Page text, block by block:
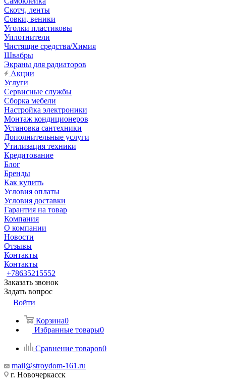
Скотч, ленты
Совки, веники
Уголки пластиковы
Уплотнители
Чистящие средства/Химия
Швабры
Экраны для радиаторов
Акции
Услуги
Сервисные службы
Сборка мебели
Настройка электроники
Монтаж кондиционеров
Установка сантехники
Дополнительные услуги
Утилизация техники
Кредитование
Блог
Бренды
Как купить
Условия оплаты
Условия доставки
Гарантия на товар
Компания
О компании
Новости
Отзывы
Контакты
Контакты
+78635215552
Заказать звонок
Задать вопрос
Войти
Корзина0
Избранные товары0
Сравнение товаров0
mail@stroydom-161.ru
г. Новочеркасск